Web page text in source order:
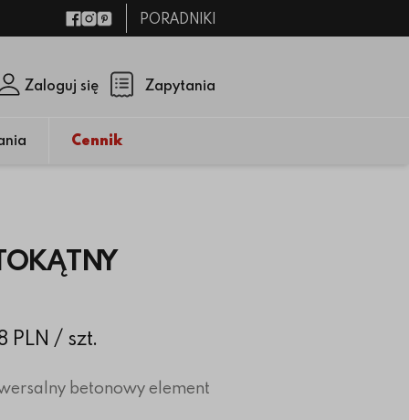
Facebook
Instagram
PinterestPORADNIKI
Zapytania
(pusty)
Zaloguj się
Cennik
PLN / szt.
betonowy element